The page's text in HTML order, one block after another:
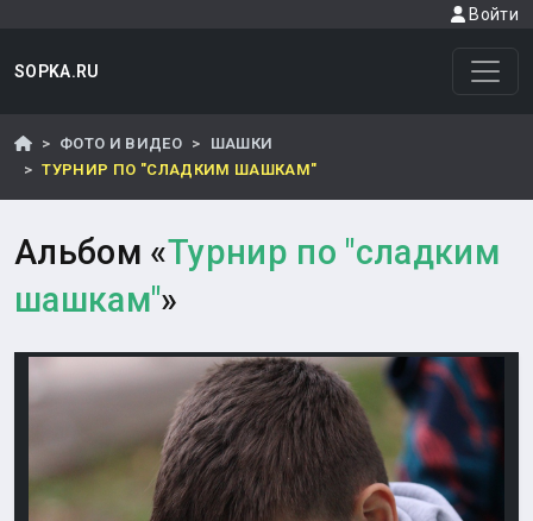
Войти
SOPKA.RU
ФОТО И ВИДЕО
ШАШКИ
ТУРНИР ПО "СЛАДКИМ ШАШКАМ"
Альбом «Турнир по "сладким
шашкам"»